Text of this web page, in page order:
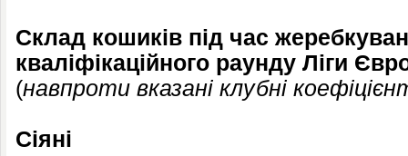
Склад кошиків під час
кваліфікаційного раунду Ліги
(навпроти вказані клубні
Сіяні